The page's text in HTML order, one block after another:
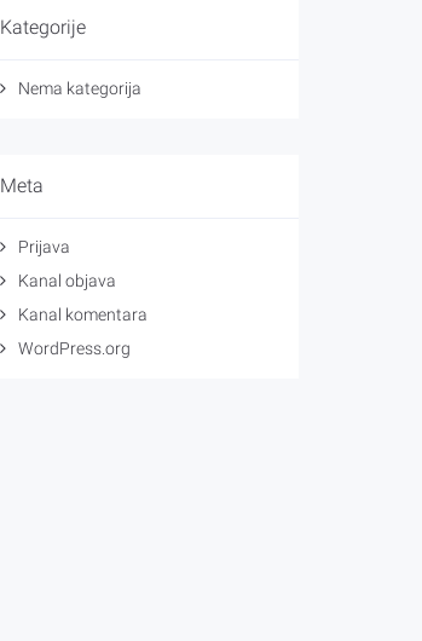
Kategorije
Nema kategorija
Meta
Prijava
Kanal objava
Kanal komentara
WordPress.org